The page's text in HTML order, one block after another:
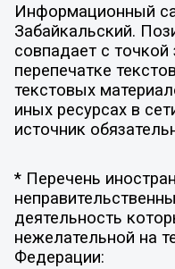
Информационный
Забайкальский.
совпадает с
перепечатке
текстовых
иных ресурсах в
источник
* Перечень
деятельность
нежелательной на
Федерации: